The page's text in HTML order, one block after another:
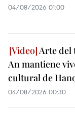
04/08/2026 01:00
Arte del
An mantiene
cultural de
04/08/2026 00:30